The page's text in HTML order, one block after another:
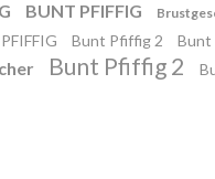
BUNT PFIFFIG
Bunt Pfiffig 2 Bunt
Bunt Pfiffig 2